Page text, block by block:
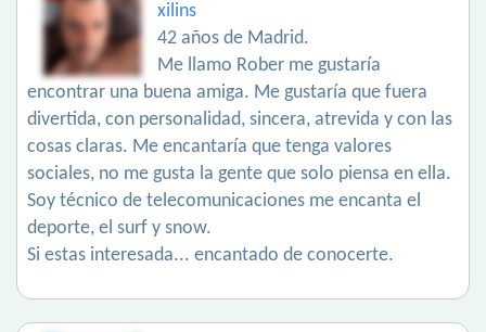
xilins
42 años de Madrid.
Me llamo Rober me gustaría
encontrar una buena amiga. Me gustaría que fuera
divertida, con personalidad, sincera, atrevida y con las
cosas claras. Me encantaría que tenga valores
sociales, no me gusta la gente que solo piensa en ella.
Soy técnico de telecomunicaciones me encanta el
deporte, el surf y snow.
Si estas interesada... encantado de conocerte.